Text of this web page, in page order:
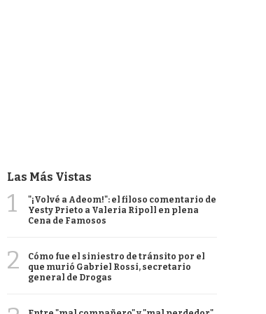
Las Más Vistas
1
"¡Volvé a Adeom!": el filoso comentario de
Yesty Prieto a Valeria Ripoll en plena
Cena de Famosos
2
Cómo fue el siniestro de tránsito por el
que murió Gabriel Rossi, secretario
general de Drogas